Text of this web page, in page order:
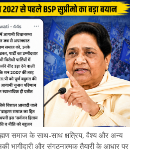
समाज के साथ-साथ क्षत्रिय, वैश्य और अन्य
भागीदारी और संगठनात्मक तैयारी के आधार पर